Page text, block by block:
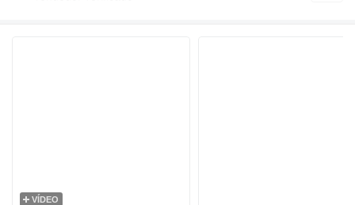
VÍDEO